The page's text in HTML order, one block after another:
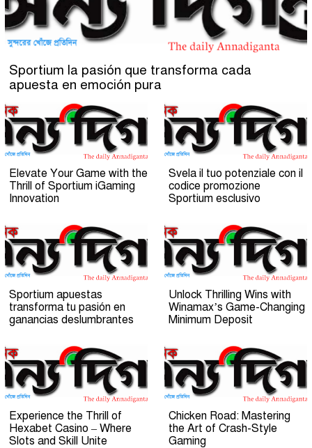
Sportium la pasión que transforma cada
apuesta en emoción pura
Elevate Your Game with the
Thrill of Sportium iGaming
Innovation
Svela il tuo potenziale con il
codice promozione
Sportium esclusivo
Sportium apuestas
transforma tu pasión en
ganancias deslumbrantes
Unlock Thrilling Wins with
Winamax’s Game-Changing
Minimum Deposit
Experience the Thrill of
Hexabet Casino – Where
Slots and Skill Unite
Chicken Road: Mastering
the Art of Crash-Style
Gaming